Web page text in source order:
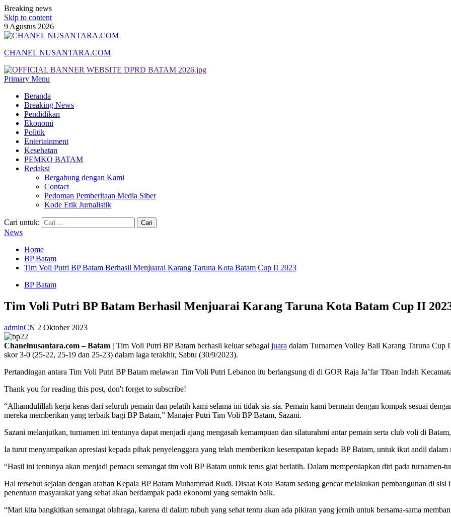
Breaking news
Skip to content
9 Agustus 2026
CHANEL NUSANTARA.COM
Primary Menu
Beranda
Breaking News
Pendidikan
Ekonomi
Politik
Entertainment
Kesehatan
PEMKO BATAM
Redaksi
Bergabung dengan Kami
Contact
Pedoman Pemberitaan Media Siber
Kode Etik Jurnalistik
Cari untuk:
News
Home
BP Batam
Tim Voli Putri BP Batam Berhasil Menjuarai Karang Taruna Kota Batam Cup II 2023
BP Batam
Tim Voli Putri BP Batam Berhasil Menjuarai Karang Taruna Kota Batam Cup II
adminCN 2 Oktober 2023
Chanelnusantara.com – Batam | Tim Voli Putri BP Batam berhasil keluar sebagai juara dalam Turnamen Volley Ball Karang Taruna Cup
skor 3-0 (25-22, 25-19 dan 25-23) dalam laga terakhir, Sabtu (30/9/2023).
Pertandingan antara Tim Voli Putri BP Batam melawan Tim Voli Putri Lebanon itu berlangsung di di GOR Raja Ja’far Tiban Indah
Thank you for reading this post, don't forget to subscribe!
“Alhamdulillah kerja keras dari seluruh pemain dan pelatih kami selama ini tidak sia-sia. Pemain kami bermain dengan kompak sesuai
mereka memberikan yang terbaik bagi BP Batam,” Manajer Putri Tim Voli BP Batam, Sazani.
Sazani melanjutkan, turnamen ini tentunya dapat menjadi ajang mengasah kemampuan dan silaturahmi antar pemain serta club voli di
Ia turut menyampaikan apresiasi kepada pihak penyelenggara yang telah memberikan kesempatan kepada BP Batam, untuk ikut andil
“Hasil ini tentunya akan menjadi pemacu semangat tim voli BP Batam untuk terus giat berlatih. Dalam mempersiapkan diri pada turnamen-
Hal tersebut sejalan dengan arahan Kepala BP Batam Muhammad Rudi. Disaat Kota Batam sedang gencar melakukan pembangunan di
penentuan masyarakat yang sehat akan berdampak pada ekonomi yang semakin baik.
“Mari kita bangkitkan semangat olahraga, karena di dalam tubuh yang sehat tentu akan ada pikiran yang jernih untuk bersama-sama